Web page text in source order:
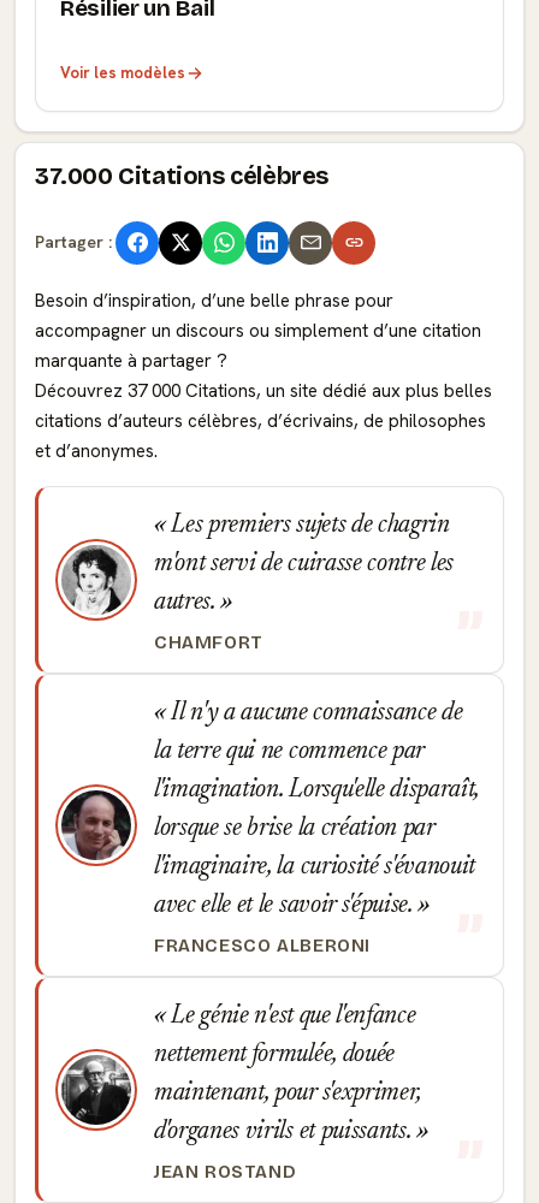
Résilier un Bail
Voir les modèles
37.000 Citations célèbres
Partager :
Besoin d’inspiration, d’une belle phrase pour
accompagner un discours ou simplement d’une citation
marquante à partager ?
Découvrez 37 000 Citations, un site dédié aux plus belles
citations d’auteurs célèbres, d’écrivains, de philosophes
et d’anonymes.
Les premiers sujets de chagrin
m'ont servi de cuirasse contre les
autres.
CHAMFORT
Il n'y a aucune connaissance de
la terre qui ne commence par
l'imagination. Lorsqu'elle disparaît,
lorsque se brise la création par
l'imaginaire, la curiosité s'évanouit
avec elle et le savoir s'épuise.
FRANCESCO ALBERONI
Le génie n'est que l'enfance
nettement formulée, douée
maintenant, pour s'exprimer,
d'organes virils et puissants.
JEAN ROSTAND